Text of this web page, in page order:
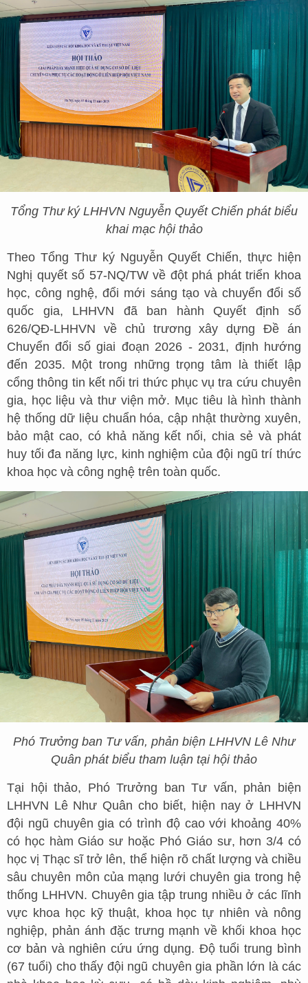
Tổng Thư ký LHHVN Nguyễn Quyết Chiến phát biểu
khai mạc hội thảo
Theo Tổng Thư ký Nguyễn Quyết Chiến, thực hiện
Nghị quyết số 57-NQ/TW về đột phá phát triển khoa
học, công nghệ, đổi mới sáng tạo và chuyển đổi số
quốc gia, LHHVN đã ban hành Quyết định số
626/QĐ-LHHVN về chủ trương xây dựng Đề án
Chuyển đổi số giai đoạn 2026 - 2031, định hướng
đến 2035. Một trong những trọng tâm là thiết lập
cổng thông tin kết nối tri thức phục vụ tra cứu chuyên
gia, học liệu và thư viện mở. Mục tiêu là hình thành
hệ thống dữ liệu chuẩn hóa, cập nhật thường xuyên,
bảo mật cao, có khả năng kết nối, chia sẻ và phát
huy tối đa năng lực, kinh nghiệm của đội ngũ trí thức
khoa học và công nghệ trên toàn quốc.
Phó Trưởng ban Tư vấn, phản biện LHHVN Lê Như
Quân phát biểu tham luận tại hội thảo
Tại hội thảo, Phó Trưởng ban Tư vấn, phản biện
LHHVN Lê Như Quân cho biết, hiện nay ở LHHVN
đội ngũ chuyên gia có trình độ cao với khoảng 40%
có học hàm Giáo sư hoặc Phó Giáo sư, hơn 3/4 có
học vị Thạc sĩ trở lên, thể hiện rõ chất lượng và chiều
sâu chuyên môn của mạng lưới chuyên gia trong hệ
thống LHHVN. Chuyên gia tập trung nhiều ở các lĩnh
vực khoa học kỹ thuật, khoa học tự nhiên và nông
nghiệp, phản ánh đặc trưng mạnh về khối khoa học
cơ bản và nghiên cứu ứng dụng. Độ tuổi trung bình
(67 tuổi) cho thấy đội ngũ chuyên gia phần lớn là các